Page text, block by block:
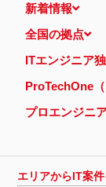
新着情報
全国の拠点
ITエンジニア
ProTechOne
プロエンジニ
エリアからIT案